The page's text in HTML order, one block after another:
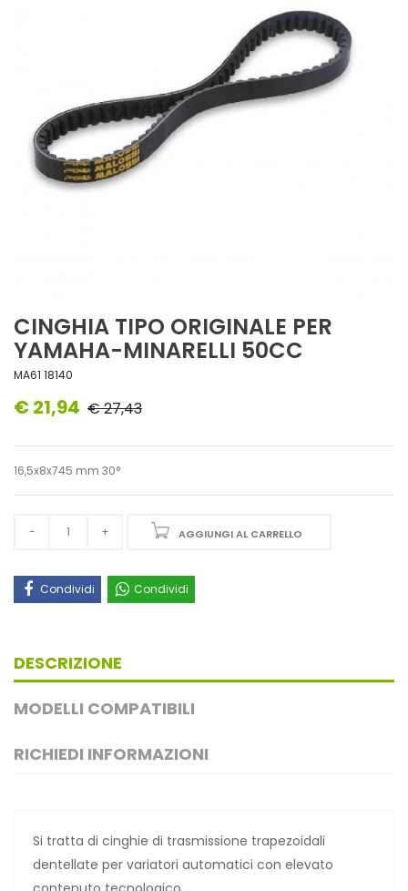
CINGHIA TIPO ORIGINALE PER
YAMAHA-MINARELLI 50CC
MA61 18140
€ 21,94 € 27,43
16,5x8x745 mm 30°
AGGIUNGI AL CARRELLO
Condividi Condividi
DESCRIZIONE
MODELLI COMPATIBILI
RICHIEDI INFORMAZIONI
Si tratta di cinghie di trasmissione trapezoidali
dentellate per variatori automatici con elevato